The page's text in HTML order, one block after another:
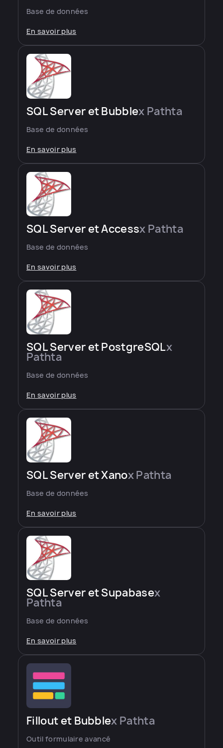
Base de données
En savoir plus
SQL Server et Bubblex Pathta
Base de données
En savoir plus
SQL Server et Accessx Pathta
Base de données
En savoir plus
SQL Server et PostgreSQLx
Pathta
Base de données
En savoir plus
SQL Server et Xanox Pathta
Base de données
En savoir plus
SQL Server et Supabasex
Pathta
Base de données
En savoir plus
Fillout et Bubblex Pathta
Outil formulaire avancé